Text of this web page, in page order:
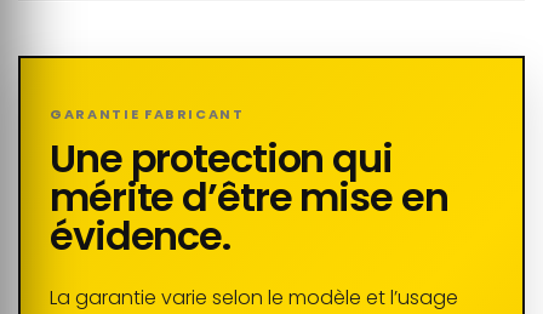
GARANTIE FABRICANT
Une protection qui
mérite d’être mise en
évidence.
La garantie varie selon le modèle et l’usage